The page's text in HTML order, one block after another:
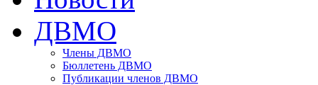
ДВМО
Члены ДВМО
Бюллетень ДВМО
Публикации членов ДВМО